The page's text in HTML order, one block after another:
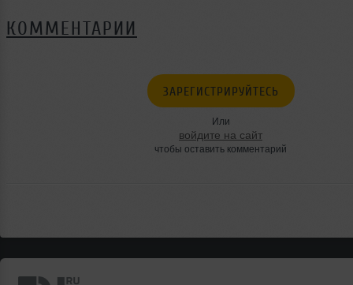
КОММЕНТАРИИ
ЗАРЕГИСТРИРУЙТЕСЬ
Или
войдите на сайт
чтобы оставить комментарий